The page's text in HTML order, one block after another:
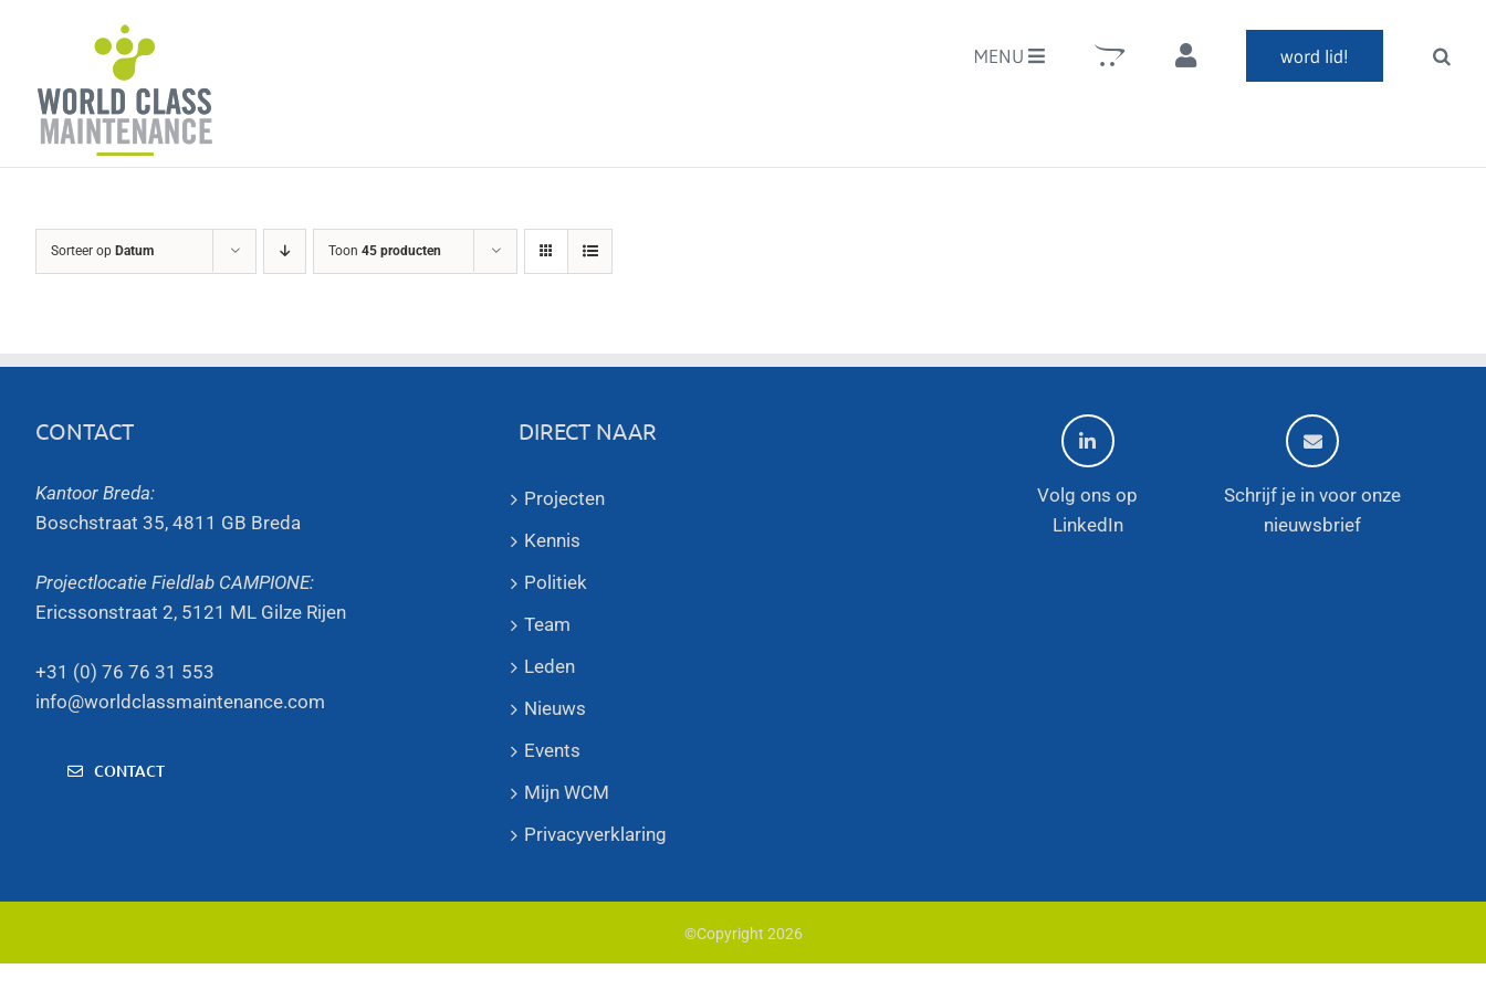
MENU word lid!
Sorteer op Datum Toon 45 producten
CONTACT
Kantoor Breda:
Boschstraat 35, 4811 GB Breda
Projectlocatie Fieldlab CAMPIONE:
Ericssonstraat 2, 5121 ML Gilze Rijen
+31 (0) 76 76 31 553
info@worldclassmaintenance.com
CONTACT
DIRECT NAAR
Projecten
Kennis
Politiek
Team
Leden
Nieuws
Events
Mijn WCM
Privacyverklaring
Volg ons op
LinkedIn
Schrijf je in voor onze
nieuwsbrief
©Copyright 2026